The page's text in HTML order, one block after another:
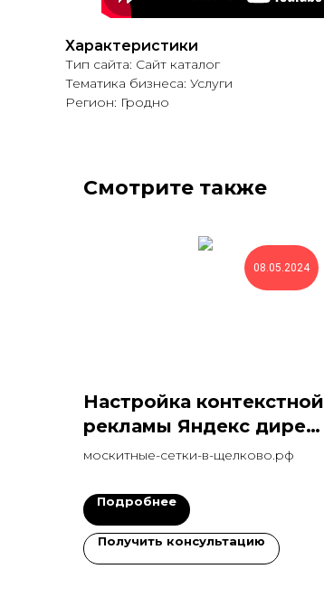
Характеристики
Тип сайта: Сайт каталог
Тематика бизнеса: Услуги
Регион: Гродно
Смотрите также
08.05.2024
Настройка контекстной
рекламы Яндекс директ
москитные сетки с
москитные-сетки-в-щелково.рф
Подробнее
Получить консультацию